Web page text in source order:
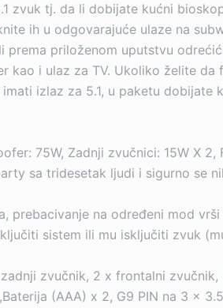
zvuk tj. da li dobijate kućni
ih u odgovarajuće ulaze na
priloženom uputstvu
kao i ulaz za TV. Ukoliko želite
izlaz za 5.1, u paketu dobijate
75W, Zadnji zvučnici: 15W X
sa tridesetak ljudi i sigurno se
prebacivanje na određeni mod
sistem ili mu isključiti zvuk
zvučnik, 2 x frontalni
(AAA) x 2, G9 PIN na 3 x